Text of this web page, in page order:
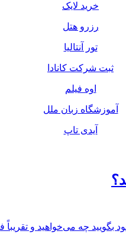
خرید لایک
رزرو هتل
تور آنتالیا
ثبت شرکت کانادا
اوه فیلم
آموزشگاه زبان ملل
آیدی تاپ
بگویید چه می‌خواهید و